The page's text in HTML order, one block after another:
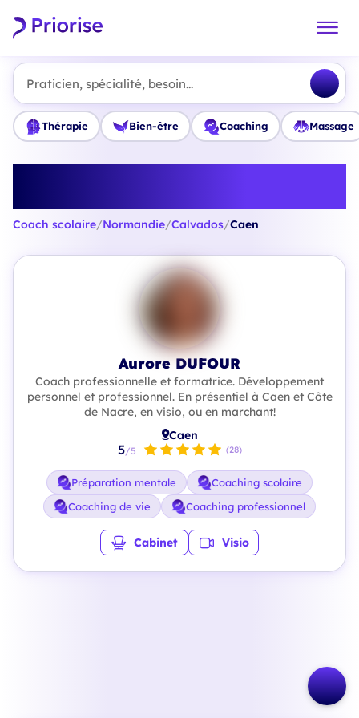
Praticien, spécialité, besoin...
Thérapie Bien-être Coaching Massage
Coach scolaire/Normandie/Calvados/Caen
Aurore DUFOUR
Coach professionnelle et formatrice. Développement
personnel et professionnel. En présentiel à Caen et Côte
de Nacre, en visio, ou en marchant!
Caen
5/5 (28)
Préparation mentale
Coaching scolaire
Coaching de vie
Coaching professionnel
Cabinet Visio